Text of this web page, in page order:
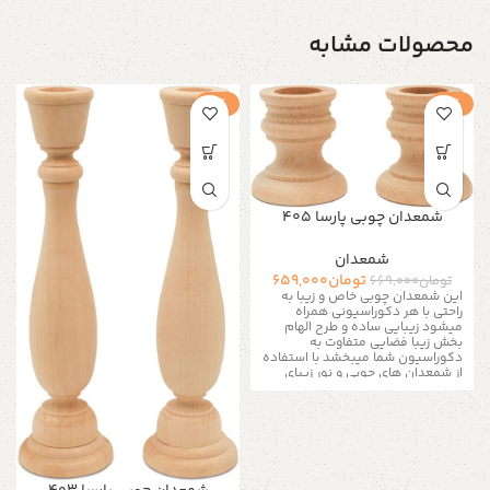
محصولات مشابه
-1%
شمعدان چوبی پارسا ۴۰۵
شمعدان
تومان669,000تومان659,000
این شمعدان چوبی خاص و زیبا به
راحتی با هر دکوراسیونی همراه
میشود زیبایی ساده و طرح الهام
بخش زیبا فضایی متفاوت به
دکوراسیون شما میبخشد با استفاده
از شمعدان های چوبی و نور زیبای
شمع فضای رمانتیک و طبیعی را به
خانه اضافه کنید و در قلب خود خانه
خود آرامش ایجاد کنید با ایجاد
انحناهای ظریف ریتم طبیعت را
احساس کنید با لمس کردن این
محصول خاص آرامش را احساس
خواهید نمودمشخصات محصول : ۲
-1%